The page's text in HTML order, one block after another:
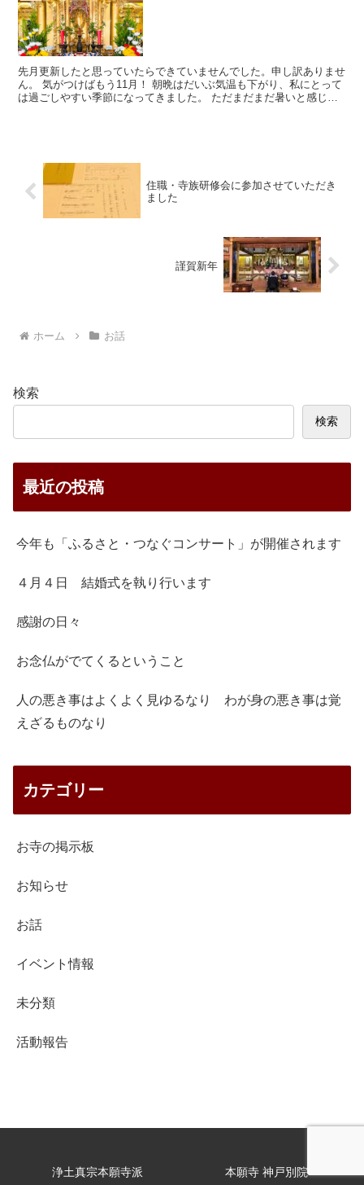
先月更新したと思っていたらできていませんでした。申し訳ありませ
ん。 気がつけばもう11月！ 朝晩はだいぶ気温も下がり、私にとって
は過ごしやすい季節になってきました。 ただまだまだ暑いと感じる
住職・寺族研修会に参加させていただき
ました
謹賀新年
ホーム お話
検索
検索
最近の投稿
今年も「ふるさと・つなぐコンサート」が開催されます
４月４日 結婚式を執り行います
感謝の日々
お念仏がでてくるということ
人の悪き事はよくよく見ゆるなり わが身の悪き事は覚
えざるものなり
カテゴリー
お寺の掲示板
お知らせ
お話
イベント情報
未分類
活動報告
浄土真宗本願寺派 本願寺 神戸別院